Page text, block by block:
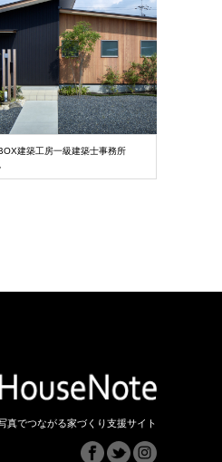
建築工房一級建築士事務所
真でつながる家づくり支援サイト